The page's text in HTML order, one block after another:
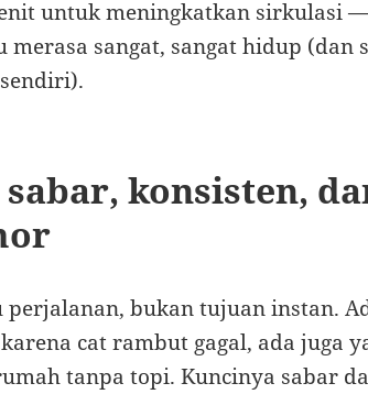
untuk meningkatkan sirkulasi
sangat, sangat hidup (dan
konsisten,
bukan tujuan instan.
cat rambut gagal, ada juga
tanpa topi. Kuncinya sabar